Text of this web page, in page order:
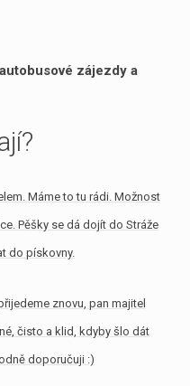
zájezdy a
Máme to tu rádi. Možnost
Pěšky se dá dojít do Stráže
do pískovny.
znovu, pan majitel
čisto a klid, kdyby šlo dát
doporučuji :)